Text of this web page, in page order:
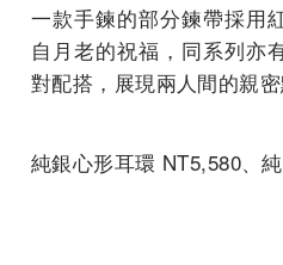
一款手鍊的部分鍊帶採用
自月老的祝福，同系列亦
對配搭，展現兩人間的親密
純銀心形耳環 NT5,580、